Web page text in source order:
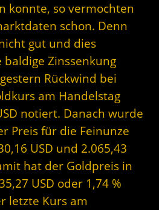
konnte, so vermochten
schon. Denn
gut und dies
Zinssenkung
Rückwind bei
am Handelstag
notiert. Danach wurde
Preis für die Feinunze
USD und 2.065,43
hat der Goldpreis in
USD oder 1,74 %
letzte Kurs am